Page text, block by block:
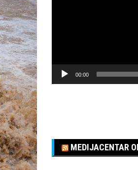
00:00
MEDIJACENTAR